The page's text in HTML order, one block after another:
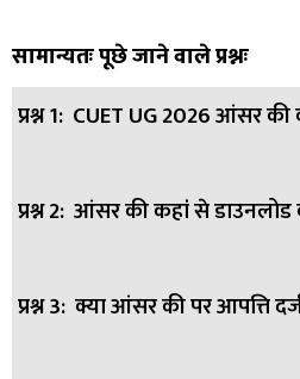
सामान्यतः पूछे जाने वाले प्रश्नः
प्रश्न 1: CUET UG 2026 आंसर की
उत्तर: यह आंसर की 9 जून 2026 को
प्रश्न 2: आंसर की कहां से
उत्तर: उम्मीदवार cuet.nta.nic.in
प्रश्न 3: क्या आंसर की पर आपत्ति